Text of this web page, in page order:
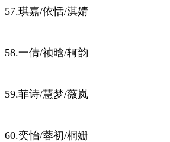
57.琪嘉/依恬/淇婧
58.一倩/祯晗/轲韵
59.菲诗/慧梦/薇岚
60.奕怡/蓉初/桐姗